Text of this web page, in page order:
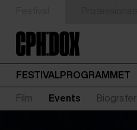
FESTIVALPROGRAMMET
Film Events Biografer